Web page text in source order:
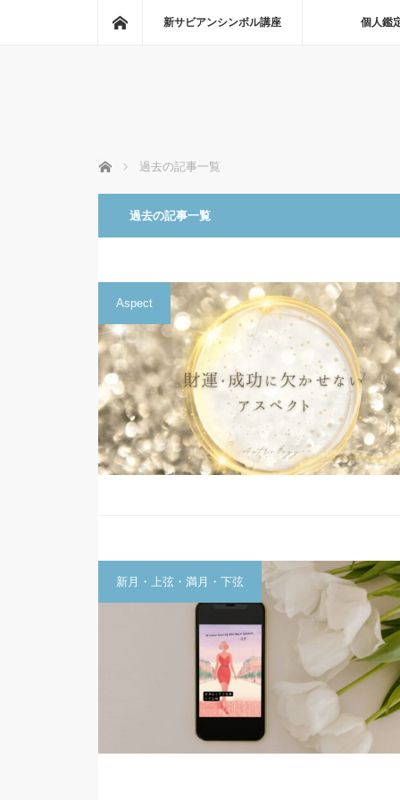
ホーム
新サビアンシンボル講座 個人鑑
ホーム 過去の記事一覧
過去の記事一覧
Aspect
新月・上弦・満月・下弦